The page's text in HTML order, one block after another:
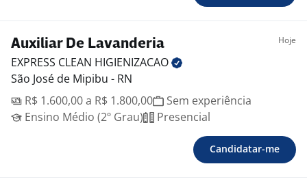
Auxiliar De Lavanderia Hoje
EXPRESS CLEAN HIGIENIZACAO
São José de Mipibu - RN
R$ 1.600,00 a R$ 1.800,00
Sem experiência
Ensino Médio (2º Grau)
Presencial
Candidatar-me